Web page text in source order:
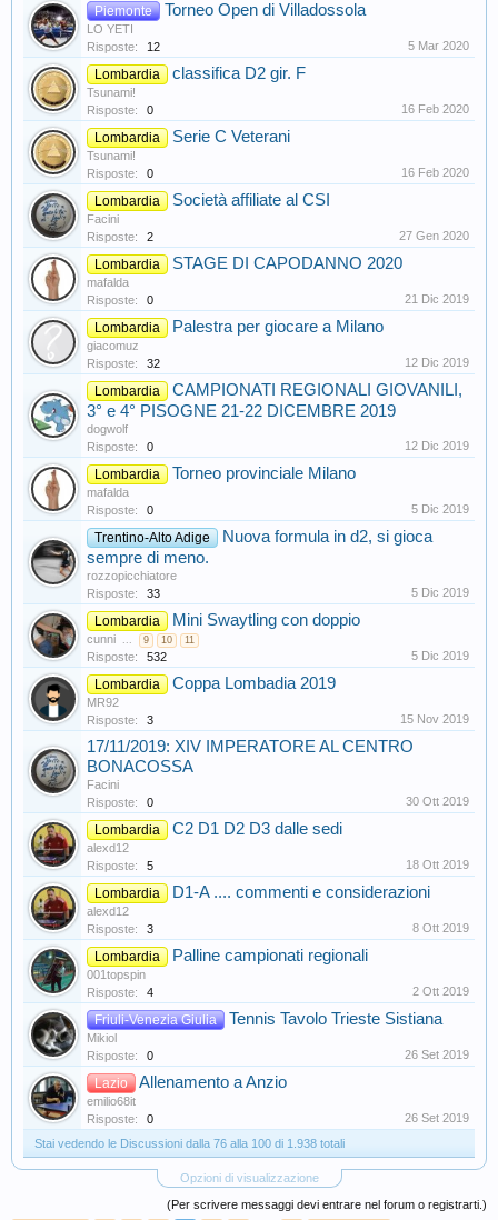
Piemonte Torneo Open di Villadossola
LO YETI
Risposte:
12 5 Mar 2020
Lombardia classifica D2 gir. F
Tsunami!
Risposte:
0 16 Feb 2020
Lombardia Serie C Veterani
Tsunami!
Risposte:
0 16 Feb 2020
Lombardia Società affiliate al CSI
Facini
Risposte:
2 27 Gen 2020
Lombardia STAGE DI CAPODANNO 2020
mafalda
Risposte:
0 21 Dic 2019
Lombardia Palestra per giocare a Milano
giacomuz
Risposte:
32 12 Dic 2019
Lombardia
CAMPIONATI REGIONALI GIOVANILI,
3° e 4° PISOGNE 21-22 DICEMBRE 2019
dogwolf
Risposte:
0 12 Dic 2019
Lombardia Torneo provinciale Milano
mafalda
Risposte:
0 5 Dic 2019
Trentino-Alto Adige
Nuova formula in d2, si gioca
sempre di meno.
rozzopicchiatore
Risposte:
33 5 Dic 2019
Lombardia Mini Swaytling con doppio
cunni ... 9 10 11
Risposte: 532 5 Dic 2019
Lombardia Coppa Lombadia 2019
MR92
Risposte:
3 15 Nov 2019
17/11/2019: XIV IMPERATORE AL CENTRO
BONACOSSA
Facini
Risposte:
0 30 Ott 2019
Lombardia C2 D1 D2 D3 dalle sedi
alexd12
Risposte:
5 18 Ott 2019
Lombardia D1-A .... commenti e considerazioni
alexd12
Risposte:
3 8 Ott 2019
Lombardia Palline campionati regionali
001topspin
Risposte:
4 2 Ott 2019
Friuli-Venezia Giulia Tennis Tavolo Trieste Sistiana
Mikiol
Risposte:
0 26 Set 2019
Lazio Allenamento a Anzio
emilio68it
Risposte:
0
26 Set 2019
Stai vedendo le Discussioni dalla 76 alla 100 di 1.938 totali
Opzioni di visualizzazione
(Per scrivere messaggi devi entrare nel forum o registrarti.)